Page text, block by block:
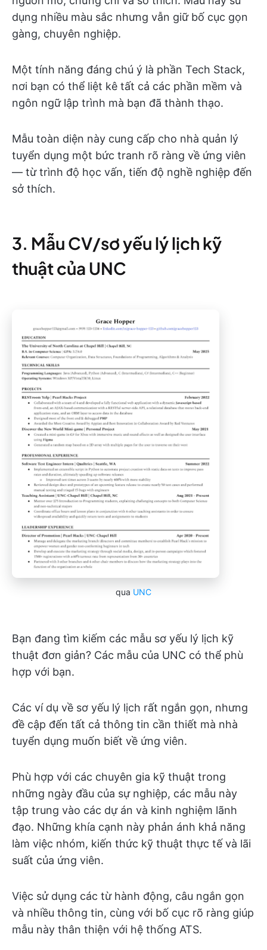
dụng nhiều màu sắc nhưng vẫn giữ bố cục gọn
gàng, chuyên nghiệp.
Một tính năng đáng chú ý là phần Tech Stack,
nơi bạn có thể liệt kê tất cả các phần mềm và
ngôn ngữ lập trình mà bạn đã thành thạo.
Mẫu toàn diện này cung cấp cho nhà quản lý
tuyển dụng một bức tranh rõ ràng về ứng viên
— từ trình độ học vấn, tiến độ nghề nghiệp đến
sở thích.
3. Mẫu CV/sơ yếu lý lịch kỹ
thuật của UNC
qua UNC
Bạn đang tìm kiếm các mẫu sơ yếu lý lịch kỹ
thuật đơn giản? Các mẫu của UNC có thể phù
hợp với bạn.
Các ví dụ về sơ yếu lý lịch rất ngắn gọn, nhưng
đề cập đến tất cả thông tin cần thiết mà nhà
tuyển dụng muốn biết về ứng viên.
Phù hợp với các chuyên gia kỹ thuật trong
những ngày đầu của sự nghiệp, các mẫu này
tập trung vào các dự án và kinh nghiệm lãnh
đạo. Những khía cạnh này phản ánh khả năng
làm việc nhóm, kiến thức kỹ thuật thực tế và lãi
suất của ứng viên.
Việc sử dụng các từ hành động, câu ngắn gọn
và nhiều thông tin, cùng với bố cục rõ ràng giúp
mẫu này thân thiện với hệ thống ATS.